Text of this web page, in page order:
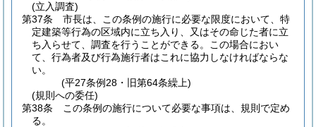
(立入調査)
第37条
市長は、この条例の施行に必要な限度において、特
定建築等行為の区域内に立ち入り、又はその命じた者に立
ち入らせて、調査を行うことができる。
この場合におい
て、行為者及び行為施行者はこれに協力しなければならな
い。
(平27条例28・旧第64条繰上)
(規則への委任)
第38条
この条例の施行について必要な事項は、規則で定め
る。